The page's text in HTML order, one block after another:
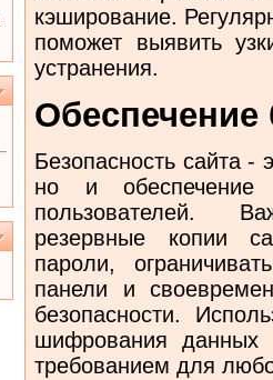
кэширование.
поможет выявить
устранения.
Обеспечение
Безопасность сайта -
но и обеспечение
пользователей.
резервные копии
пароли,
панели и
безопасности.
шифрования данных
требованием для